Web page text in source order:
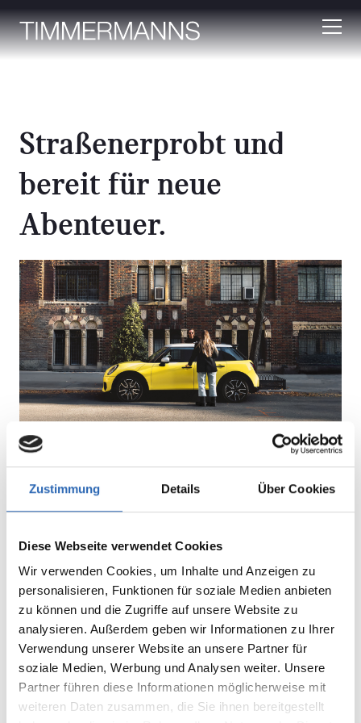
Zustimmung Details Über Cookies
Diese Webseite verwendet Cookies
Wir verwenden Cookies, um Inhalte und Anzeigen zu
personalisieren, Funktionen für soziale Medien anbieten
zu können und die Zugriffe auf unsere Website zu
analysieren. Außerdem geben wir Informationen zu Ihrer
Verwendung unserer Website an unsere Partner für
soziale Medien, Werbung und Analysen weiter. Unsere
Partner führen diese Informationen möglicherweise mit
weiteren Daten zusammen, die Sie ihnen bereitgestellt
Straßenerprobt und
bereit für neue
Abenteuer.
Jetzt Traum MINI entdecken.
Fahrt in ein Abenteuer zu verwandeln. Mit
hochwertiger Ausstattung, niedrigem Kilometerstand
und einem Durchschnittsalter von nur 12 Monaten –
zu attraktiven Konditionen.
Alle Fahrzeuge im MINI Gebrauchtwagen NEXT
Programm durchlaufen einen umfassenden 360°-